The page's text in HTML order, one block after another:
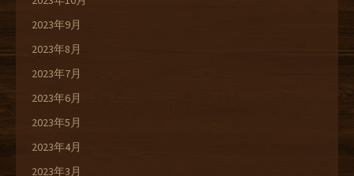
2023年9月
2023年8月
2023年7月
2023年6月
2023年5月
2023年4月
2023年3月